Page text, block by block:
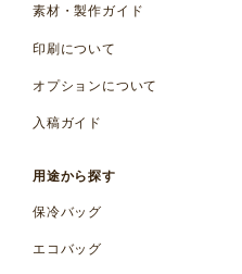
素材・製作ガイド
印刷について
オプションについて
入稿ガイド
用途から探す
保冷バッグ
エコバッグ